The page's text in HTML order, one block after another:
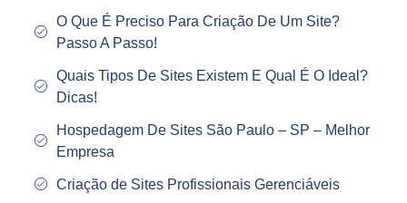
O Que É Preciso Para Criação De Um Site?
Passo A Passo!
Quais Tipos De Sites Existem E Qual É O Ideal?
Dicas!
Hospedagem De Sites São Paulo – SP – Melhor
Empresa
Criação de Sites Profissionais Gerenciáveis